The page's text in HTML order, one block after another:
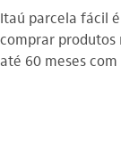
Itaú parcela fácil
comprar produtos
até 60 meses